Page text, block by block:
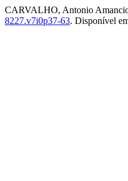
CARVALHO, Antonio Amancio
8227.v7i0p37-63. Disponível